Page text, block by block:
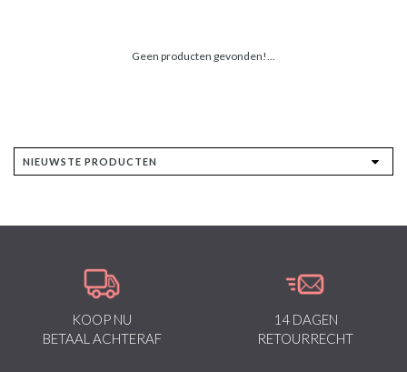
Geen producten gevonden!...
KOOP NU
BETAAL ACHTERAF
14 DAGEN
RETOURRECHT